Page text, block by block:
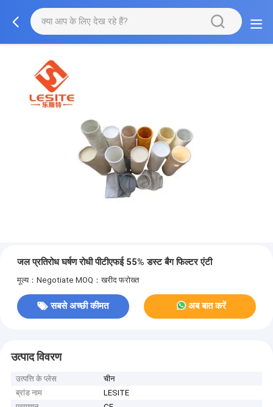
जल प्रतिरोध घर्षण रोधी पीटीएफई 55% डस्ट बैग फिल्टर एंटी
मूल्य：Negotiate MOQ：खरीद फरोख्त
सबसे अच्छी कीमत अब बात करें
उत्पाद विवरण
उत्पत्ति के प्लेस
चीन
ब्रांड नाम
LESITE